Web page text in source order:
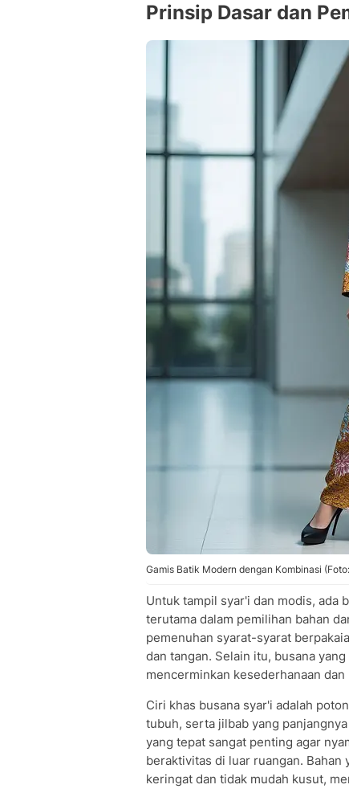
Prinsip Dasar dan
Gamis Batik Modern dengan Kombinasi
Untuk tampil syar'i dan modis, ada
terutama dalam pemilihan bahan
pemenuhan syarat-syarat
dan tangan. Selain itu, busana
mencerminkan kesederhanaan
Ciri khas busana syar'i adalah
tubuh, serta jilbab yang
yang tepat sangat penting agar
beraktivitas di luar ruangan. Bahan
keringat dan tidak mudah kusut,